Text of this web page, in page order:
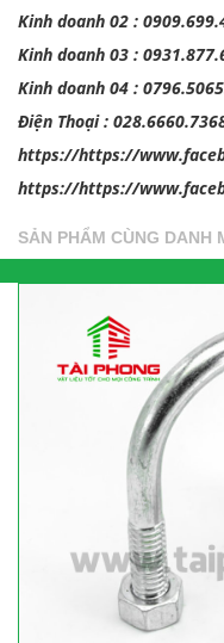
Kinh doanh 02 :
Kinh doanh 03 :
Kinh doanh 04 :
Điện Thoại :
https://https://
https://https://
SẢN PHẨM CÙNG DANH